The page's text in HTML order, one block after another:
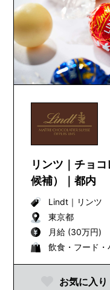
リンツ｜チョ
候補）｜都内
Lindt｜ リンツ
東京都
月給 (30万円)
飲食・フード
お気に入り